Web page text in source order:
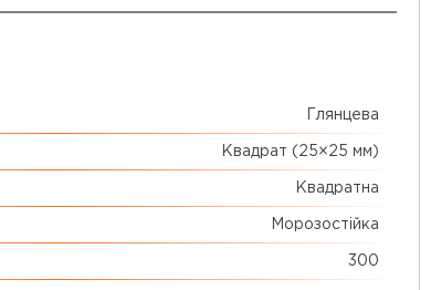
Глянцева
Квадрат (25×25 мм)
Квадратна
Морозостійка
300